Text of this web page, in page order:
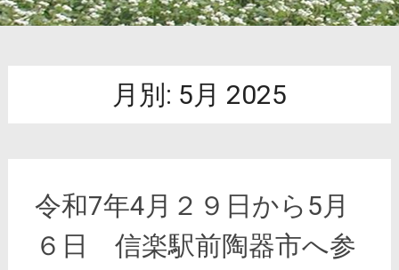
月別: 5月 2025
令和7年4月２９日から5月
６日 信楽駅前陶器市へ参